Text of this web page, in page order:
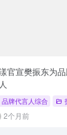
官宣樊振东为
品牌代言人综合
2个月前